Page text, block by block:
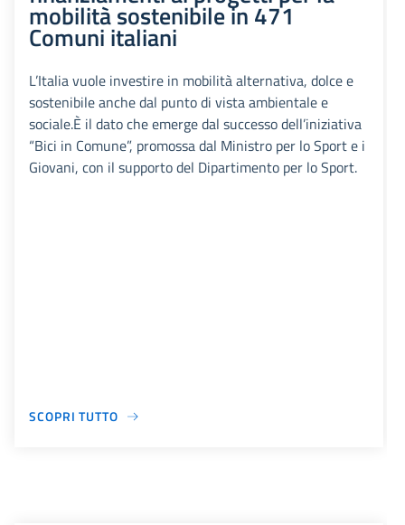
mobilità sostenibile in 471
Comuni italiani
L’Italia vuole investire in mobilità alternativa, dolce e
sostenibile anche dal punto di vista ambientale e
sociale.È il dato che emerge dal successo dell’iniziativa
“Bici in Comune”, promossa dal Ministro per lo Sport e i
Giovani, con il supporto del Dipartimento per lo Sport.
SCOPRI TUTTO